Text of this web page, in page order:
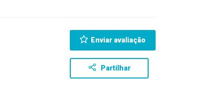
Enviar avaliação
Partilhar